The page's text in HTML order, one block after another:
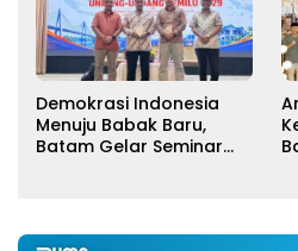
Demokrasi Indonesia
Menuju Babak Baru,
Batam Gelar Seminar